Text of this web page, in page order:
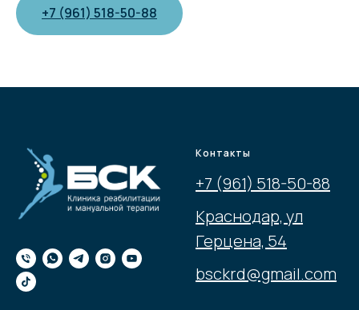
+7 (961) 518-50-88
Контакты
+7 (961) 518-50-88
Краснодар, ул
Герцена, 54
bsckrd@gmail.com